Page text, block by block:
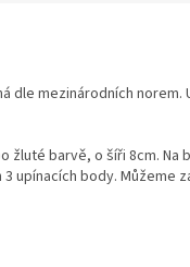
dle mezinárodních norem.
barvě, o šíři 8cm. Na
upínacích body. Můžeme